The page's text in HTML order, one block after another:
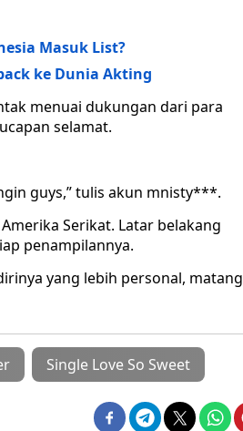
Masuk List?
ke Dunia Akting
menuai dukungan dari para
selamat.
guys,” tulis akun mnisty***.
Serikat. Latar belakang
penampilannya.
yang lebih personal, matang
Single Love So Sweet